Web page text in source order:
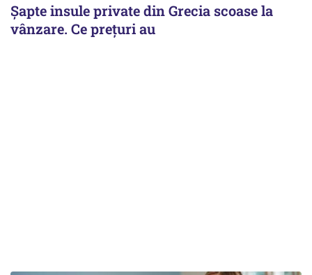
Șapte insule private din Grecia scoase la
vânzare. Ce prețuri au